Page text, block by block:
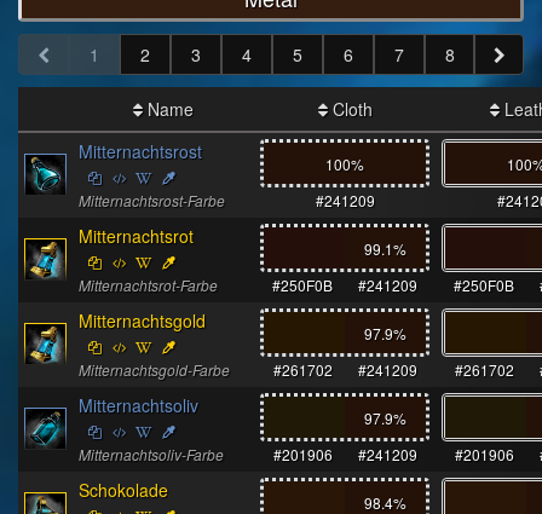
1 2 3 4 5 6 7 8
Name Cloth
Mitternachtsrost
Mitternachtsrost-Farbe
100%
#241209
Mitternachtsrot
Mitternachtsrot-Farbe
99.1%
#250F0B
#241209 #250F0B
Mitternachtsgold
Mitternachtsgold-Farbe
97.9%
#261702
#241209 #261702
Mitternachtsoliv
Mitternachtsoliv-Farbe
97.9%
#201906
#241209 #201906
Schokolade
98.4%